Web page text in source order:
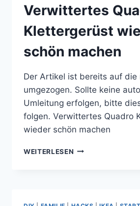
IEDER A
UFFRISCHEN
Verwittertes
Klettergerüst
schön machen
Der Artikel ist bereits auf die
umgezogen. Sollte keine
Umleitung erfolgen, bitte
folgen. Verwittertes Quadro
wieder schön machen
WEITERLESEN VERWITTERTES
MACHEN